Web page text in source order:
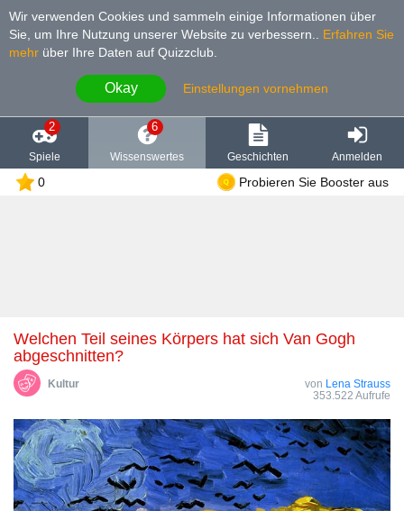
Wir verwenden Cookies und sammeln einige Informationen über
Sie, um Ihre Nutzung unserer Website zu verbessern.
Erfahren Sie
mehr über Ihre Daten auf Quizzclub.
Okay Einstellungen vornehmen
2
Spiele
6
Wissenswertes Geschichten Anmelden
0 Probieren Sie Booster aus
Welchen Teil seines Körpers hat sich Van Gogh
abgeschnitten?
Kultur von Lena Strauss
353.522 Aufrufe